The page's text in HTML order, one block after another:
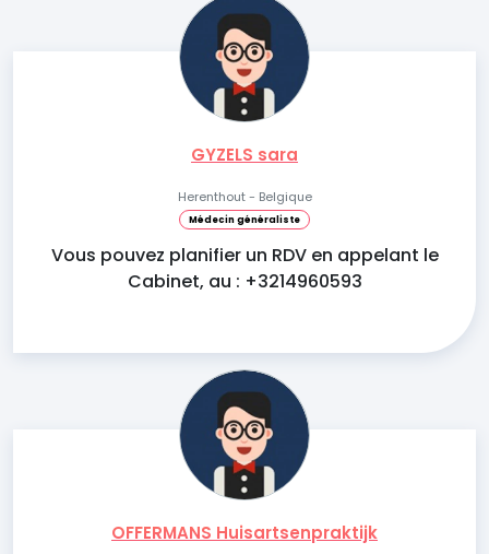
GYZELS sara
Herenthout - Belgique
Médecin généraliste
Vous pouvez planifier un RDV en appelant le
Cabinet, au : +3214960593
OFFERMANS Huisartsenpraktijk